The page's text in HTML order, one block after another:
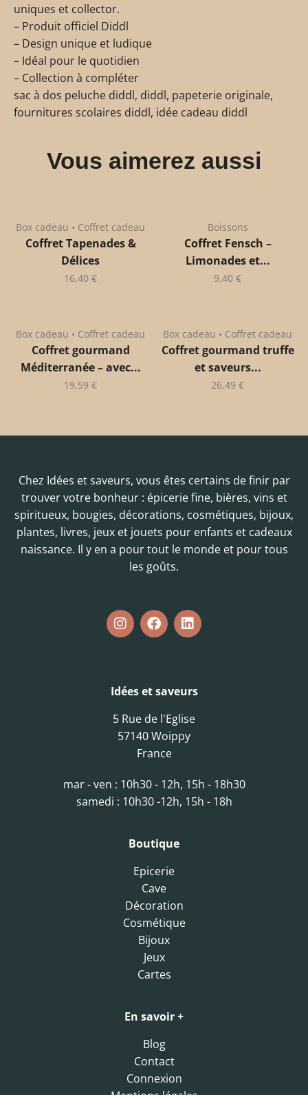
uniques et collector.
– Produit officiel Diddl
– Design unique et ludique
– Idéal pour le quotidien
– Collection à compléter
sac à dos peluche diddl, diddl, papeterie originale,
fournitures scolaires diddl, idée cadeau diddl
Vous aimerez aussi
Box cadeau • Coffret cadeau
Coffret Tapenades &
Délices
16,40 €
Boissons
Coffret Fensch –
Limonades et...
9,40 €
Box cadeau • Coffret cadeau
Coffret gourmand
Méditerranée – avec...
19,59 €
Box cadeau • Coffret cadeau
Coffret gourmand truffe
et saveurs...
26,49 €
Chez Idées et saveurs, vous êtes certains de finir par
trouver votre bonheur : épicerie fine, bières, vins et
spiritueux, bougies, décorations, cosmétiques, bijoux,
plantes, livres, jeux et jouets pour enfants et cadeaux
naissance. Il y en a pour tout le monde et pour tous
les goûts.
Idées et saveurs
5 Rue de l'Eglise
57140 Woippy
France
mar - ven : 10h30 - 12h, 15h - 18h30
samedi : 10h30 -12h, 15h - 18h
Boutique
Epicerie
Cave
Décoration
Cosmétique
Bijoux
Jeux
Cartes
En savoir +
Blog
Contact
Connexion